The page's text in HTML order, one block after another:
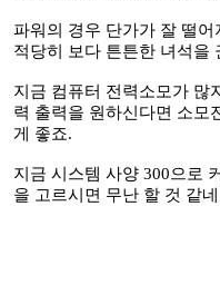
파워의 경우 단가가 잘 떨
적당히 보다 튼튼한 녀석을
지금 컴퓨터 전력소모가 많
력 출력을 원하신다면 소모
게 좋죠.
지금 시스템 사양 300으로
을 고르시면 무난 할 것 같